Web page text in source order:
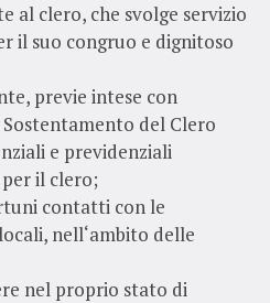
al clero, che svolge servizio
il suo congruo e dignitoso
previe intese con
del Clero
e previdenziali
il clero;
contatti con le
nell‘ambito delle
nel proprio stato di